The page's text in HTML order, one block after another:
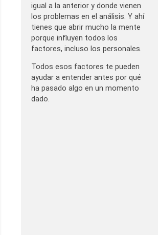
igual a la anterior y donde vienen
los problemas en el análisis. Y ahí
tienes que abrir mucho la mente
porque influyen todos los
factores, incluso los personales.
Todos esos factores te pueden
ayudar a entender antes por qué
ha pasado algo en un momento
dado.